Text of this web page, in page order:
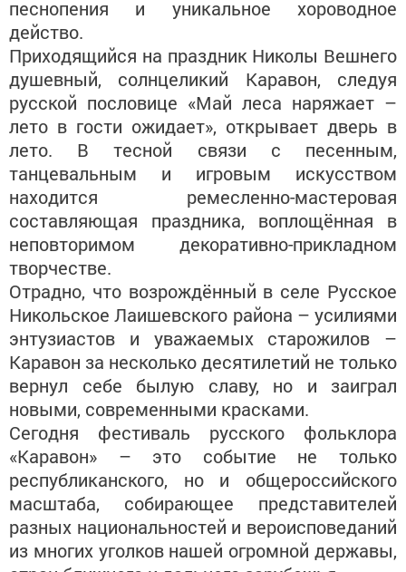
песнопения и уникальное хороводное
действо.
Приходящийся на праздник Николы Вешнего
душевный, солнцеликий Каравон, следуя
русской пословице «Май леса наряжает –
лето в гости ожидает», открывает дверь в
лето. В тесной связи с песенным,
танцевальным и игровым искусством
находится ремесленно-мастеровая
составляющая праздника, воплощённая в
неповторимом декоративно-прикладном
творчестве.
Отрадно, что возрождённый в селе Русское
Никольское Лаишевского района – усилиями
энтузиастов и уважаемых старожилов –
Каравон за несколько десятилетий не только
вернул себе былую славу, но и заиграл
новыми, современными красками.
Сегодня фестиваль русского фольклора
«Каравон» – это событие не только
республиканского, но и общероссийского
масштаба, собирающее представителей
разных национальностей и вероисповеданий
из многих уголков нашей огромной державы,